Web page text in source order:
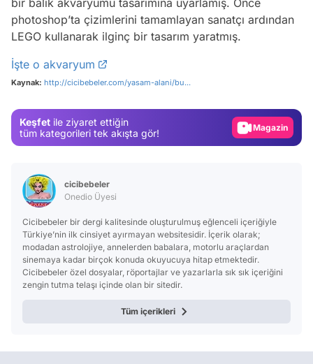
bir balık akvaryumu tasarımına uyarlamış. Önce
photoshop’ta çizimlerini tamamlayan sanatçı ardından
LEGO kullanarak ilginç bir tasarım yaratmış.
İşte o akvaryum
Kaynak: http://cicibebeler.com/yasam-alani/bu...
Keşfet ile ziyaret ettiğin
tüm kategorileri tek akışta gör!
Magazin
cicibebeler
Onedio Üyesi
Cicibebeler bir dergi kalitesinde oluşturulmuş eğlenceli içeriğiyle
Türkiye’nin ilk cinsiyet ayırmayan websitesidir. İçerik olarak;
modadan astrolojiye, annelerden babalara, motorlu araçlardan
sinemaya kadar birçok konuda okuyucuya hitap etmektedir.
Cicibebeler özel dosyalar, röportajlar ve yazarlarla sık sık içeriğini
zengin tutma telaşı içinde olan bir sitedir.
Tüm içerikleri